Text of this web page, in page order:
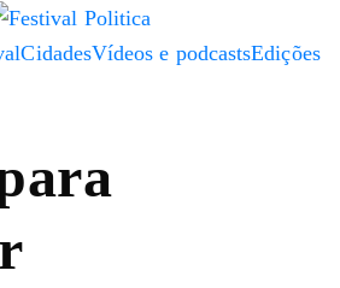
CidadesVídeos e podcastsEdições